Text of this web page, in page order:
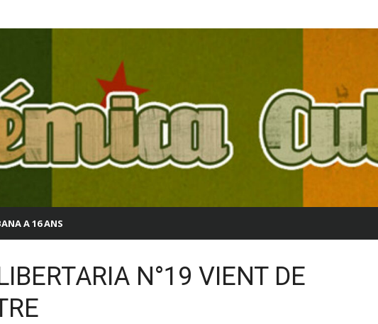
Cubana
A 16 ANS
N°19 VIENT DE